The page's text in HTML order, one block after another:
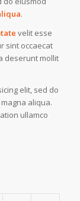
.
velit esse
sint occaecat
deserunt mollit
elit, sed do
aliqua.
ullamco